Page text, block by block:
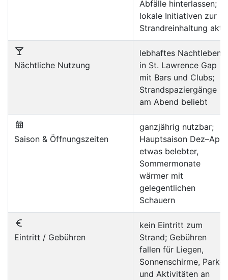
Abfälle hinterlassen;
lokale Initiativen zur
Strandreinhaltung
Nächtliche Nutzung
lebhaftes Nachtleben
in St. Lawrence Gap
mit Bars und Clubs;
Strandspaziergänge
am Abend beliebt
Saison & Öffnungszeiten
ganzjährig nutzbar;
Hauptsaison Dez–Apr
etwas belebter,
Sommermonate
wärmer mit
gelegentlichen
Schauern
Eintritt / Gebühren
kein Eintritt zum
Strand; Gebühren
fallen für Liegen,
Sonnenschirme,
und Aktivitäten an